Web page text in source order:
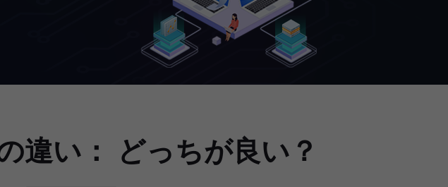
違い： どっちが良い？